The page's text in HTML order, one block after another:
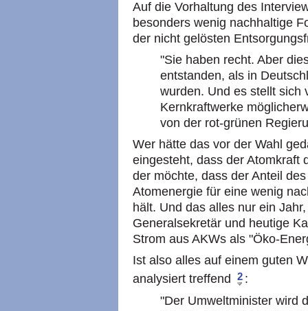
Auf die Vorhaltung des
besonders wenig nachhaltige
der nicht gelösten
"Sie haben recht. Aber
entstanden, als in
wurden. Und es stellt sich
Kernkraftwerke
von der rot-grünen
Wer hätte das vor der Wahl
eingesteht, dass der Atomkraft
der möchte, dass der Anteil
Atomenergie für eine wenig
hält. Und das alles nur ein
Generalsekretär und heutige
Strom aus AKWs als "Öko-
Ist also alles auf einem guten
analysiert treffend
2 :
"Der Umweltminister wird